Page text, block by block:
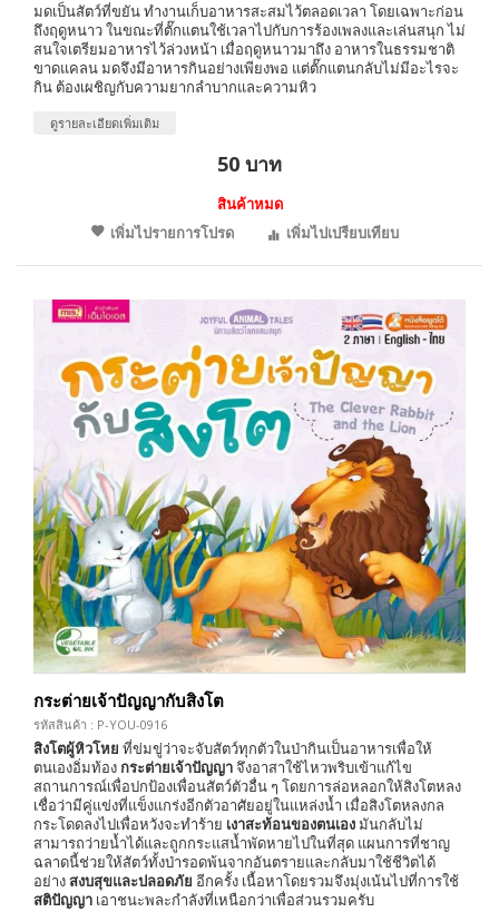
มดเป็นสัตว์ที่ขยัน ทำงานเก็บอาหารสะสมไว้ตลอดเวลา โดยเฉพาะก่อน
ถึงฤดูหนาว ในขณะที่ตั๊กแตนใช้เวลาไปกับการร้องเพลงและเล่นสนุก ไม่
สนใจเตรียมอาหารไว้ล่วงหน้า เมื่อฤดูหนาวมาถึง อาหารในธรรมชาติ
ขาดแคลน มดจึงมีอาหารกินอย่างเพียงพอ แต่ตั๊กแตนกลับไม่มีอะไรจะ
กิน ต้องเผชิญกับความยากลำบากและความหิว
ดูรายละเอียดเพิ่มเติม
50 บาท
สินค้าหมด
เพิ่มไปรายการโปรด
เพิ่มไปเปรียบเทียบ
กระต่ายเจ้าปัญญากับสิงโต
รหัสสินค้า : P-YOU-0916
สิงโตผู้หิวโหย ที่ข่มขู่ว่าจะจับสัตว์ทุกตัวในป่ากินเป็นอาหารเพื่อให้
ตนเองอิ่มท้องกระต่ายเจ้าปัญญาจึงอาสาใช้ไหวพริบเข้าแก้ไข
สถานการณ์เพื่อปกป้องเพื่อนสัตว์ตัวอื่น ๆ โดยการล่อหลอกให้สิงโตหลง
เชื่อว่ามีคู่แข่งที่แข็งแกร่งอีกตัวอาศัยอยู่ในแหล่งน้ำ เมื่อสิงโตหลงกล
กระโดดลงไปเพื่อหวังจะทำร้าย เงาสะท้อนของตนเองมันกลับไม่
สามารถว่ายน้ำได้และถูกกระแสน้ำพัดหายไปในที่สุด แผนการที่ชาญ
ฉลาดนี้ช่วยให้สัตว์ทั้งป่ารอดพ้นจากอันตรายและกลับมาใช้ชีวิตได้
อย่างสงบสุขและปลอดภัย อีกครั้ง เนื้อหาโดยรวมจึงมุ่งเน้นไปที่การใช้
สติปัญญา เอาชนะพละกำลังที่เหนือกว่าเพื่อส่วนรวมครับ